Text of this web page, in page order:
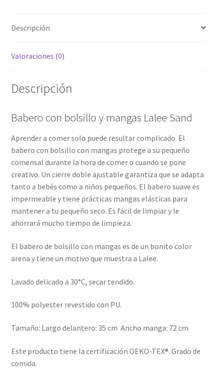
Descripción
Valoraciones (0)
Descripción
Babero con bolsillo y mangas Lalee Sand
Aprender a comer solo puede resultar complicado. El
babero con bolsillo con mangas protege a su pequeño
comensal durante la hora de comer o cuando se pone
creativo. Un cierre doble ajustable garantiza que se adapta
tanto a bebés como a niños pequeños. El babero suave es
impermeable y tiene prácticas mangas elásticas para
mantener a tu pequeño seco. Es fácil de limpiar y le
ahorrará mucho tiempo de limpieza.
El babero de bolsillo con mangas es de un bonito color
arena y tiene un motivo que muestra a Lalee.
Lavado delicado a 30°C, secar tendido.
100% polyester revestido con PU.
Tamaño: Largo delantero: 35 cm Ancho manga: 72 cm
Este producto tiene la certificación OEKO-TEX®. Grado de
comida.